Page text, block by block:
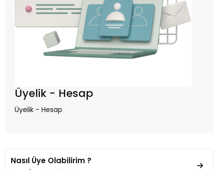
Üyelik - Hesap
Üyelik - Hesap
Nasıl Üye Olabilirim ?